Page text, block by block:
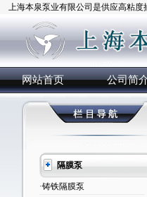
上海本泉泵业有限公司是供应高粘度
网站首页 公司简
隔膜泵
·铸铁隔膜泵